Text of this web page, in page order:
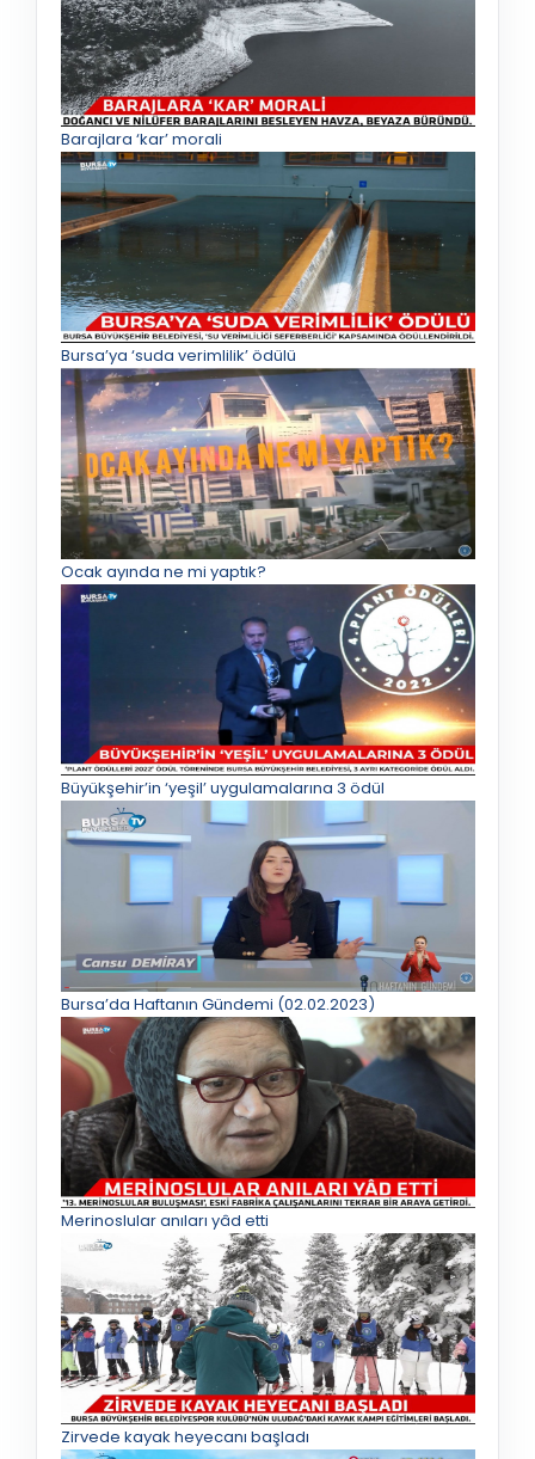
Barajlara ‘kar’ morali
Bursa’ya ‘suda verimlilik’ ödülü
Ocak ayında ne mi yaptık?
Büyükşehir’in ‘yeşil’ uygulamalarına 3 ödül
Bursa’da Haftanın Gündemi (02.02.2023)
Merinoslular anıları yâd etti
Zirvede kayak heyecanı başladı